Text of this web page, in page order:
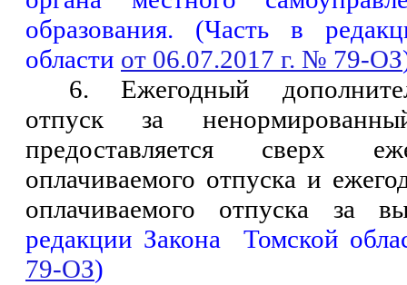
образования. (Часть в
области от 06.07.2017 г. № 79-ОЗ
6. Ежегодный
отпуск за
предоставляется сверх
оплачиваемого отпуска и
оплачиваемого отпуска за
редакции Закона
Томской
79-ОЗ)